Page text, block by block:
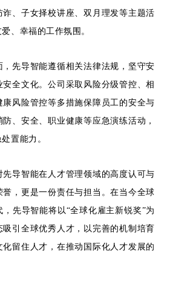
、子女择校讲座、双月理发等主题活
、幸福的工作氛围。
先导智能遵循相关法律法规，坚守安
安全文化。公司采取风险分级管控、相
康风险管控等多措施保障员工的安全与
、安全、职业健康等应急演练活动，
置能力。
先导智能在人才管理领域的高度认可与
，更是一份责任与担当。在当今全球
先导智能将以“全球化雇主新锐奖”为
引全球优秀人才，以完善的机制培育
化留住人才，在推动国际化人才发展的